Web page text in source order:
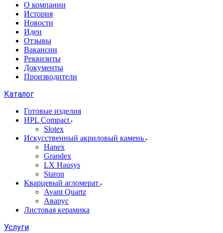
О компании
История
Новости
Идеи
Отзывы
Вакансии
Реквизиты
Документы
Производители
Каталог
Готовые изделия
HPL Compact
Slotex
Искусственный акриловый камень
Hanex
Grandex
LX Hausys
Staron
Кварцевый агломерат
Avant Quartz
Аварус
Листовая керамика
Услуги